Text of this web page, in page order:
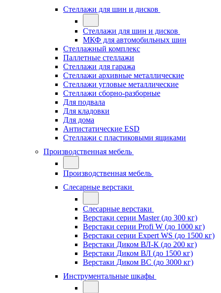
Стеллажи для шин и дисков
Стеллажи для шин и дисков
МКФ для автомобильных шин
Стеллажный комплекс
Паллетные стеллажи
Стеллажи для гаража
Стеллажи архивные металлические
Стеллажи угловые металлические
Стеллажи сборно-разборные
Для подвала
Для кладовки
Для дома
Антистатические ESD
Стеллажи с пластиковыми ящиками
Производственная мебель
Производственная мебель
Слесарные верстаки
Слесарные верстаки
Верстаки серии Master (до 300 кг)
Верстаки серии Profi W (до 1000 кг)
Верстаки серии Expert WS (до 1500 кг)
Верстаки Диком ВЛ-К (до 200 кг)
Верстаки Диком ВЛ (до 1500 кг)
Верстаки Диком ВС (до 3000 кг)
Инструментальные шкафы